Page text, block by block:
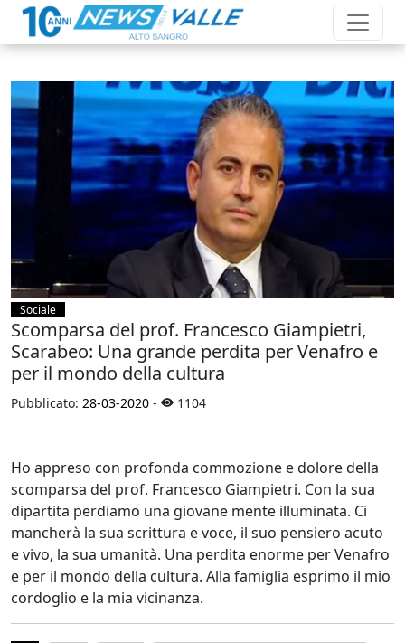
Sociale
Scomparsa del prof. Francesco Giampietri,
Scarabeo: Una grande perdita per Venafro e
per il mondo della cultura
Pubblicato: 28-03-2020 - 1104
Ho appreso con profonda commozione e dolore della
scomparsa del prof. Francesco Giampietri. Con la sua
dipartita perdiamo una giovane mente illuminata. Ci
mancherà la sua scrittura e voce, il suo pensiero acuto
e vivo, la sua umanità. Una perdita enorme per Venafro
e per il mondo della cultura. Alla famiglia esprimo il mio
cordoglio e la mia vicinanza.